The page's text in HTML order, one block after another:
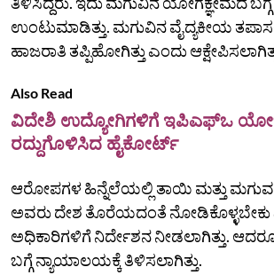
ಉಂಟುಮಾಡಿತ್ತು. ಮಗುವಿನ ವೈದ್ಯಕೀಯ
ಹಾಜರಾತಿ ತಪ್ಪಿಹೋಗಿತ್ತು ಎಂದು
Also Read
ವಿದೇಶಿ ಉದ್ಯೋಗಿಗಳಿಗೆ ಇಪಿಎಫ್‌ಒ
ರದ್ದುಗೊಳಿಸಿದ ಹೈಕೋರ್ಟ್‌
ಆರೋಪಗಳ ಹಿನ್ನೆಲೆಯಲ್ಲಿ ತಾಯಿ ಮತ್ತು
ಅವರು ದೇಶ ತೊರೆಯದಂತೆ ನೋಡಿಕೊಳ್ಳಬೇಕು
ಅಧಿಕಾರಿಗಳಿಗೆ ನಿರ್ದೇಶನ ನೀಡಲಾಗಿತ್ತು.
ಬಗ್ಗೆ ನ್ಯಾಯಾಲಯಕ್ಕೆ ತಿಳಿಸಲಾಗಿತ್ತು.